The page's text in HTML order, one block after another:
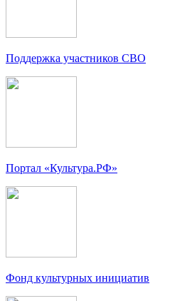
Поддержка участников СВО
Портал «Культура.РФ»
Фонд культурных инициатив